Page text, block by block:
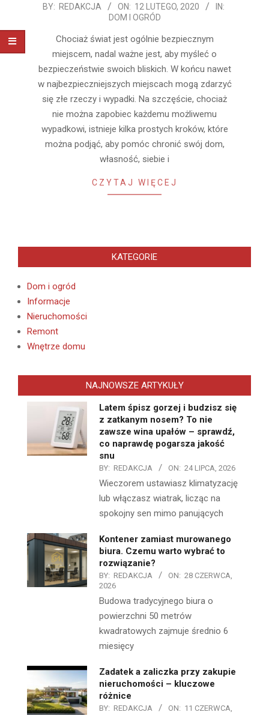
2020-
BY: REDAKCJA ON: 12 LUTEGO, 2020
IN:
DOM I OGRÓD
Chociaż świat jest ogólnie bezpiecznym
miejscem, nadal ważne jest, aby myśleć o
bezpieczeństwie swoich bliskich. W końcu nawet
w najbezpieczniejszych miejscach mogą zdarzyć
się złe rzeczy i wypadki. Na szczęście, chociaż
nie można zapobiec każdemu możliwemu
wypadkowi, istnieje kilka prostych kroków, które
można podjąć, aby pomóc chronić swój dom,
własność, siebie i
CZYTAJ WIĘCEJ
KATEGORIE
Dom i ogród
Informacje
Nieruchomości
Remont
Wnętrze domu
NAJNOWSZE ARTYKUŁY
Latem śpisz gorzej i budzisz się
z zatkanym nosem? To nie
zawsze wina upałów – sprawdź,
co naprawdę pogarsza jakość
snu
BY: REDAKCJA ON: 24 LIPCA, 2026
Wieczorem ustawiasz klimatyzację
lub włączasz wiatrak, licząc na
spokojny sen mimo panujących
Kontener zamiast murowanego
biura. Czemu warto wybrać to
rozwiązanie?
BY: REDAKCJA ON: 28 CZERWCA,
2026
Budowa tradycyjnego biura o
powierzchni 50 metrów
kwadratowych zajmuje średnio 6
miesięcy
Zadatek a zaliczka przy zakupie
nieruchomości – kluczowe
różnice
BY: REDAKCJA ON: 11 CZERWCA,